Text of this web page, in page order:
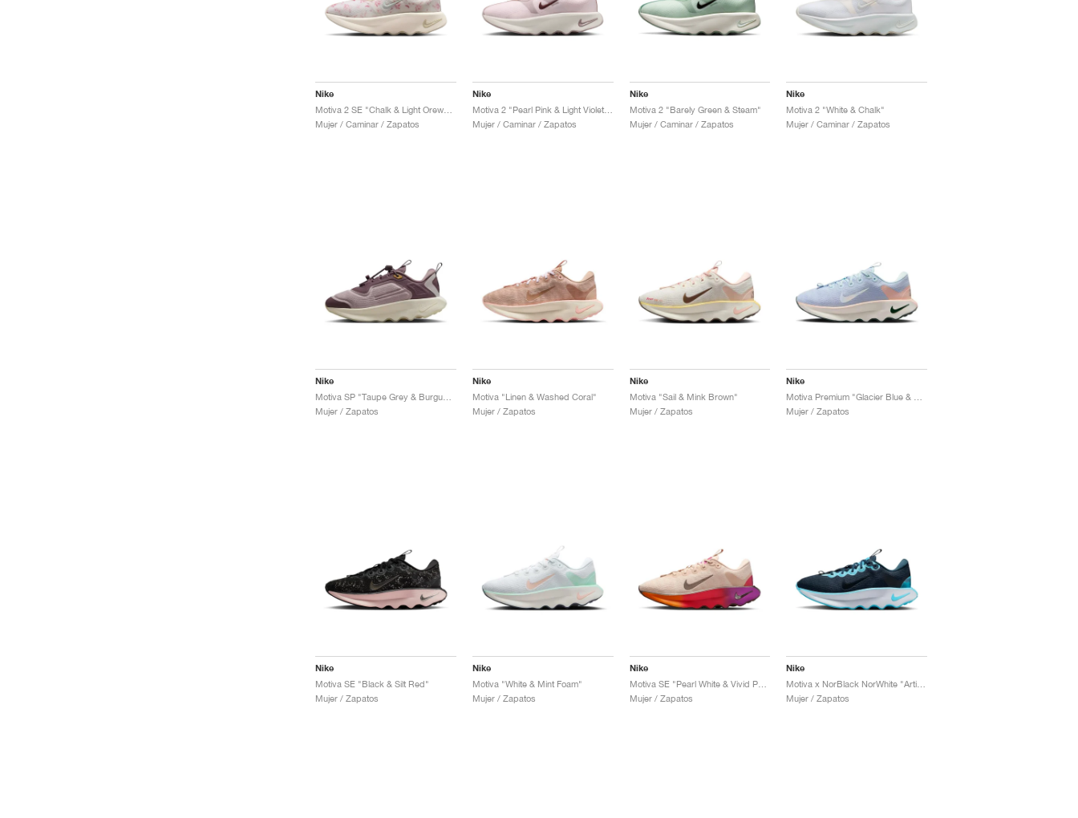
Nike
Mujer / Caminar / Zapatos
Nike
Motiva 2 "Pearl Pink & Light Violet Ore"
Mujer / Caminar / Zapatos
Nike
Motiva 2 "Barely Green & Steam"
Mujer / Caminar / Zapatos
Nike
Motiva 2 "White & Chalk"
Mujer / Caminar / Zapatos
Nike
Mujer / Zapatos
Nike
Motiva "Linen & Washed Coral"
Mujer / Zapatos
Nike
Motiva "Sail & Mink Brown"
Mujer / Zapatos
Nike
Mujer / Zapatos
Nike
Motiva SE "Black & Silt Red"
Mujer / Zapatos
Nike
Motiva "White & Mint Foam"
Mujer / Zapatos
Nike
Motiva SE "Pearl White & Vivid Purple"
Mujer / Zapatos
Nike
Mujer / Zapatos